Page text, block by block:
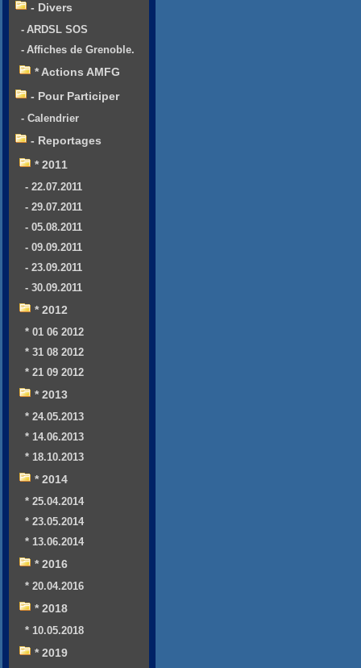
- Divers
- ARDSL SOS
- Affiches de Grenoble.
* Actions AMFG
- Pour Participer
- Calendrier
- Reportages
* 2011
- 22.07.2011
- 29.07.2011
- 05.08.2011
- 09.09.2011
- 23.09.2011
- 30.09.2011
* 2012
* 01 06 2012
* 31 08 2012
* 21 09 2012
* 2013
* 24.05.2013
* 14.06.2013
* 18.10.2013
* 2014
* 25.04.2014
* 23.05.2014
* 13.06.2014
* 2016
* 20.04.2016
* 2018
* 10.05.2018
* 2019